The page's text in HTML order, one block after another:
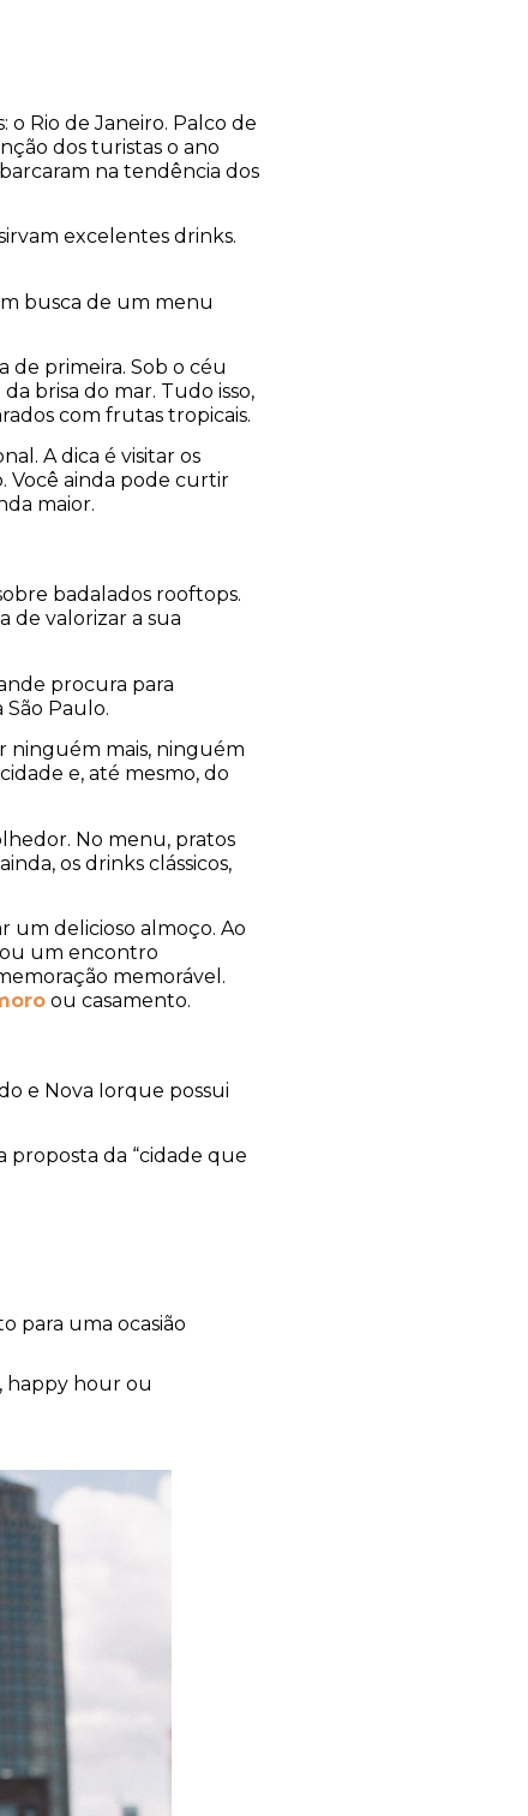
o Rio de Janeiro. Palco de
dos turistas o ano
na tendência dos
excelentes drinks.
busca de um menu
de primeira. Sob o céu
brisa do mar. Tudo isso,
com frutas tropicais.
A dica é visitar os
Você ainda pode curtir
maior.
badalados rooftops.
de valorizar a sua
procura para
Paulo.
ninguém mais, ninguém
e, até mesmo, do
No menu, pratos
os drinks clássicos,
delicioso almoço. Ao
um encontro
memorável.
ou casamento.
e Nova Iorque possui
da “cidade que
para uma ocasião
happy hour ou